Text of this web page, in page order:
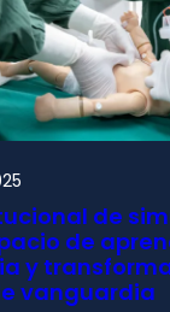
de
de
y
vanguardia